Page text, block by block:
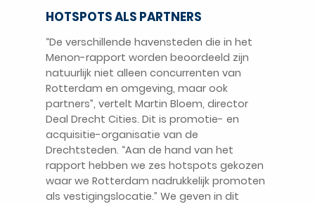
HOTSPOTS ALS PARTNERS
“De verschillende havensteden die in het
Menon-rapport worden beoordeeld zijn
natuurlijk niet alleen concurrenten van
Rotterdam en omgeving, maar ook
partners”, vertelt Martin Bloem, director
Deal Drecht Cities. Dit is promotie- en
acquisitie-organisatie van de
Drechtsteden. “Aan de hand van het
rapport hebben we zes hotspots gekozen
waar we Rotterdam nadrukkelijk promoten
als vestigingslocatie.” We geven in dit